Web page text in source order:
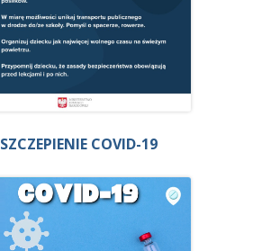
SZCZEPIENIE COVID-19